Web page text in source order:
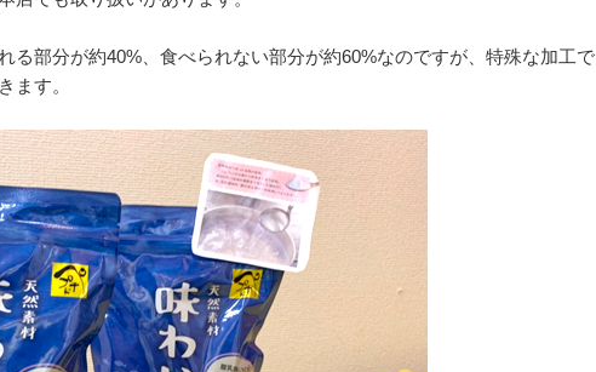
る部分が約40%、食べられない部分が約60%なのですが、特殊な加工で
ます。